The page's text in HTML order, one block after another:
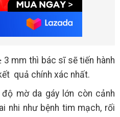
3 mm thì bác sĩ sẽ tiến hành
quả chính xác nhất.
mờ da gáy lớn còn cảnh
nhi như bệnh tim mạch, rối